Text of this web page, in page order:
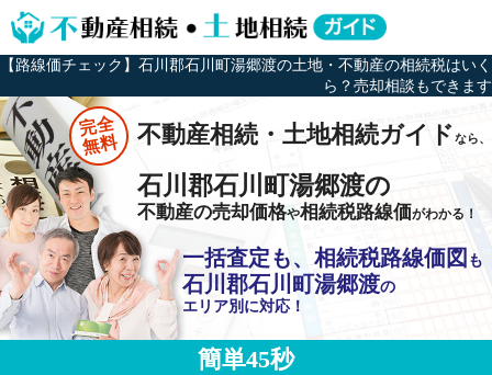
【路線価チェック】石川郡石川町湯郷渡の土地・不動産の相続税はいく
ら？売却相談もできます
完全
無料 不動産相続・土地相続ガイドなら、
石川郡石川町湯郷渡の
不動産の売却価格や相続税路線価がわかる！
一括査定も、相続税路線価図 も
石川郡石川町湯郷渡の
エリア別に対応！
簡単45秒